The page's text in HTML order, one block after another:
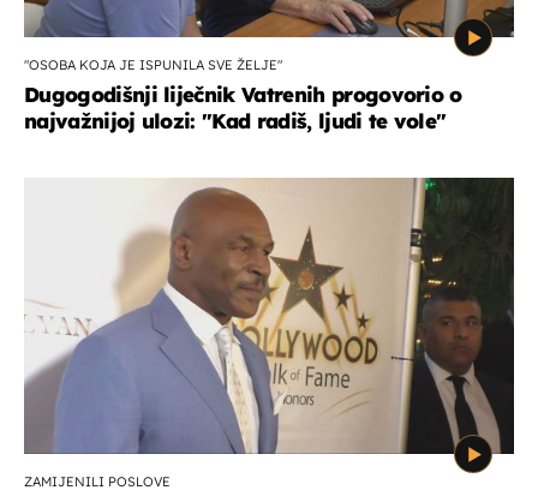
"OSOBA KOJA JE ISPUNILA SVE ŽELJE"
Dugogodišnji liječnik Vatrenih progovorio o
najvažnijoj ulozi: "Kad radiš, ljudi te vole"
ZAMIJENILI POSLOVE